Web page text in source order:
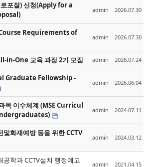
포잘) 신청(Apply for a
admin 2026.07.30
Requirements of
admin 2026.07.30
in-One 교육 과정 2기 모집 admin 2026.07.24
Graduate Fellowship -
admin 2026.06.04
목 이수체계 (MSE Curricul
admin 2024.07.11
화재예방 등을 위한 CCTV
admin 2024.03.12
학과 CCTV설치 행정예고 admin 2021.04.15